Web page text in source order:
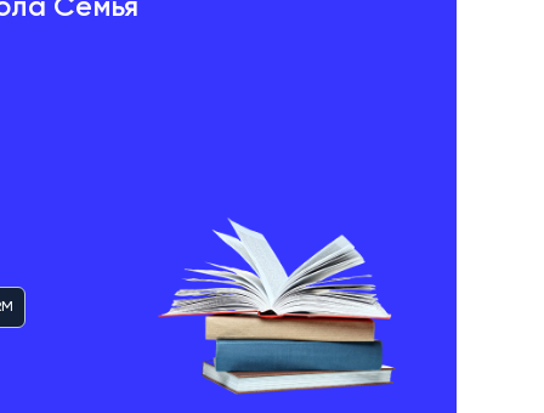
Семья